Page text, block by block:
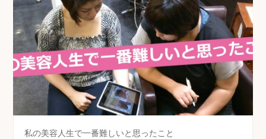
私の美容人生で一番難しいと思ったこと